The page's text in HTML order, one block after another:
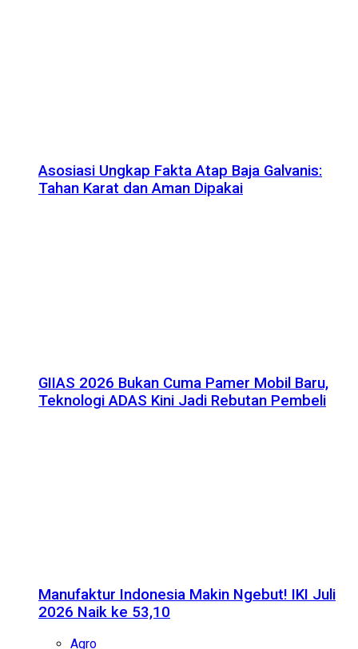
Asosiasi Ungkap Fakta Atap Baja Galvanis:
Tahan Karat dan Aman Dipakai
GIIAS 2026 Bukan Cuma Pamer Mobil Baru,
Teknologi ADAS Kini Jadi Rebutan Pembeli
Manufaktur Indonesia Makin Ngebut! IKI Juli
2026 Naik ke 53,10
Agro